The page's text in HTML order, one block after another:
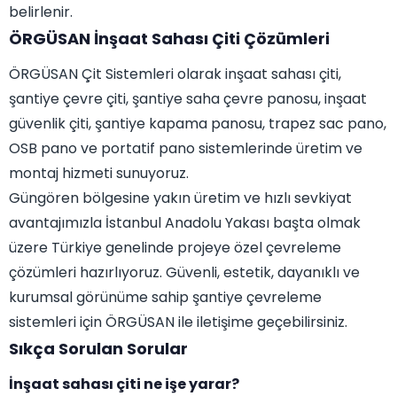
belirlenir.
ÖRGÜSAN İnşaat Sahası Çiti Çözümleri
ÖRGÜSAN Çit Sistemleri olarak inşaat sahası çiti,
şantiye çevre çiti, şantiye saha çevre panosu, inşaat
güvenlik çiti, şantiye kapama panosu, trapez sac pano,
OSB pano ve portatif pano sistemlerinde üretim ve
montaj hizmeti sunuyoruz.
Güngören bölgesine yakın üretim ve hızlı sevkiyat
avantajımızla İstanbul Anadolu Yakası başta olmak
üzere Türkiye genelinde projeye özel çevreleme
çözümleri hazırlıyoruz. Güvenli, estetik, dayanıklı ve
kurumsal görünüme sahip şantiye çevreleme
sistemleri için ÖRGÜSAN ile iletişime geçebilirsiniz.
Sıkça Sorulan Sorular
İnşaat sahası çiti ne işe yarar?